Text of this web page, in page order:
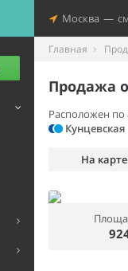
Москва —
Главная
Продажа
Расположен по
Кунцевская
На карте